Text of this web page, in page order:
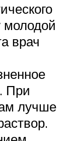
молодой
врач
При
лучше